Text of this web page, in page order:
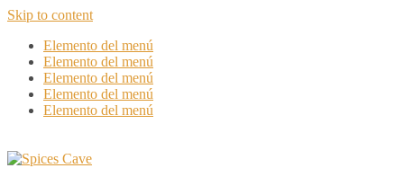
Skip to content
Elemento del menú
Elemento del menú
Elemento del menú
Elemento del menú
Elemento del menú